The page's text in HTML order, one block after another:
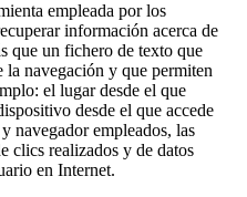
empleada por los
información acerca de
que un fichero de texto que
la navegación y que permiten
el lugar desde el que
desde el que accede
navegador empleados, las
clics realizados y de datos
en Internet.